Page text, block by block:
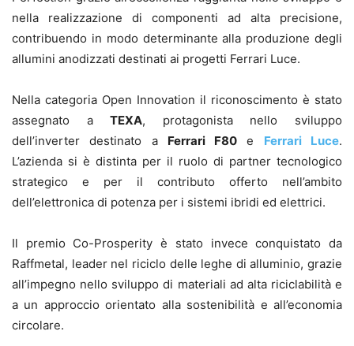
nella realizzazione di componenti ad alta precisione,
contribuendo in modo determinante alla produzione degli
allumini anodizzati destinati ai progetti Ferrari Luce.
Nella categoria Open Innovation il riconoscimento è stato
assegnato aTEXA, protagonista nello sviluppo
dell’inverter destinato a Ferrari F80 e Ferrari Luce.
L’azienda si è distinta per il ruolo di partner tecnologico
strategico e per il contributo offerto nell’ambito
dell’elettronica di potenza per i sistemi ibridi ed elettrici.
Il premio Co-Prosperity è stato invece conquistato da
Raffmetal, leader nel riciclo delle leghe di alluminio, grazie
all’impegno nello sviluppo di materiali ad alta riciclabilità e
a un approccio orientato alla sostenibilità e all’economia
circolare.